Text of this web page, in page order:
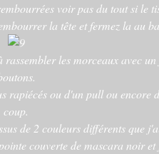
voir pas du tout si le
la tête et fermez la au
les morceaux avec un
rapiécés ou d'un pull ou encore
coup.
de 2 couleurs différents que
couverte de mascara noir et